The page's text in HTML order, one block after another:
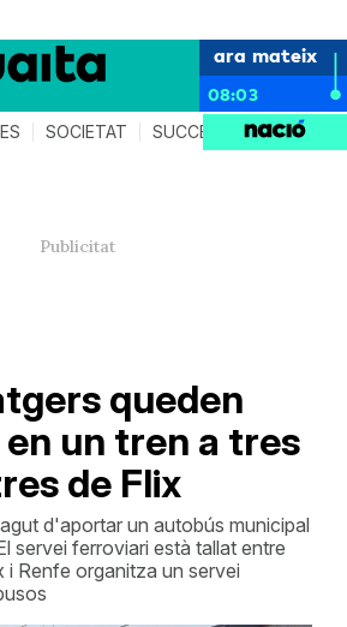
ara mateix
08:03
SOCIETAT SUCCESSOS AGENDA
queden
un tren a tres
de Flix
d'aportar un autobús municipal
servei ferroviari està tallat entre
i Renfe organitza un servei